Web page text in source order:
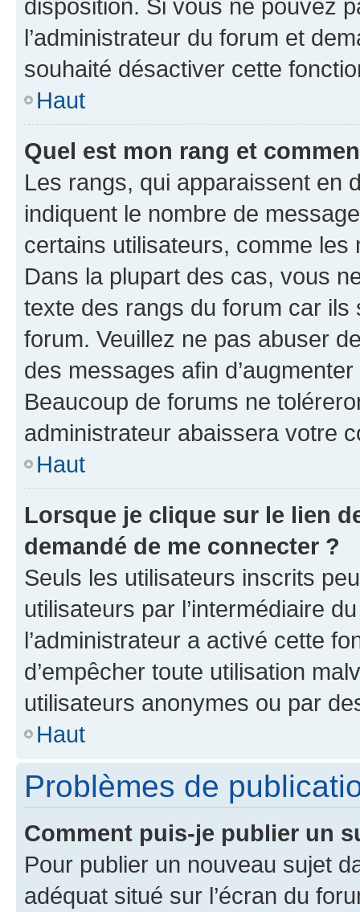
disposition. Si vous ne pouvez
l’administrateur du forum et
souhaité désactiver cette
Haut
Quel est mon rang et
Les rangs, qui apparaissent en
indiquent le nombre de
certains utilisateurs, comme
Dans la plupart des cas, vous
texte des rangs du forum car ils
forum. Veuillez ne pas abuser
des messages afin
Beaucoup de forums ne
administrateur abaissera votre
Haut
Lorsque je clique sur le lien
demandé de me connecter ?
Seuls les utilisateurs inscrits
utilisateurs par l’intermédiaire
l’administrateur a activé cette
d’empêcher toute utilisation
utilisateurs anonymes ou par
Haut
Problèmes de
Comment puis-je publier un
Pour publier un nouveau sujet
adéquat situé sur l’écran du